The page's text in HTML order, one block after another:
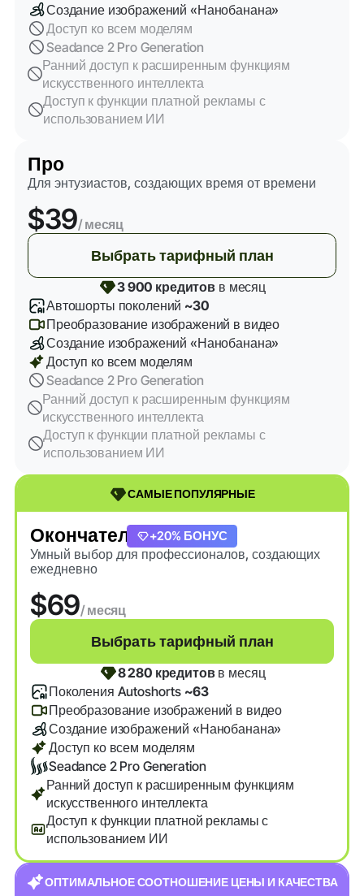
Создание изображений «Нанобанана»
Доступ ко всем моделям
Seadance 2 Pro Generation
Ранний доступ к расширенным функциям
искусственного интеллекта
Доступ к функции платной рекламы с
использованием ИИ
Про
Для энтузиастов, создающих время от времени
$39/ месяц
Выбрать тарифный план
3 900 кредитов в месяц
Автошорты поколений ~30
Преобразование изображений в видео
Создание изображений «Нанобанана»
Доступ ко всем моделям
Seadance 2 Pro Generation
Ранний доступ к расширенным функциям
искусственного интеллекта
Доступ к функции платной рекламы с
использованием ИИ
САМЫЕ ПОПУЛЯРНЫЕ
Окончательный
Умный выбор для профессионалов, создающих
ежедневно
$69/ месяц
Выбрать тарифный план
+20% БОНУС
8 280 кредитовв месяц
Поколения Autoshorts ~63
Преобразование изображений в видео
Создание изображений «Нанобанана»
Доступ ко всем моделям
Seadance 2 Pro Generation
Ранний доступ к расширенным функциям
искусственного интеллекта
Доступ к функции платной рекламы с
использованием ИИ
ОПТИМАЛЬНОЕ СООТНОШЕНИЕ ЦЕНЫ И КАЧЕСТВА